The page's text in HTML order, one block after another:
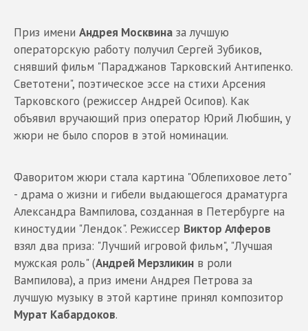
Приз имени Андрея Москвина за лучшую
операторскую работу получил Сергей Зубиков,
снявший фильм "Параджанов Тарковский Антипенко.
Светотени", поэтическое эссе на стихи Арсения
Тарковского (режиссер Андрей Осипов). Как
объявил вручающий приз оператор Юрий Любшин, у
жюри не было споров в этой номинации.
Фаворитом жюри стала картина "Облепиховое лето"
- драма о жизни и гибели выдающегося драматурга
Александра Вампилова, созданная в Петербурге на
киностудии "Лендок". Режиссер Виктор Алферов
взял два приза: "Лучший игровой фильм", "Лучшая
мужская роль" (Андрей Мерзликин в роли
Вампилова), а приз имени Андрея Петрова за
лучшую музыку в этой картине принял композитор
Мурат Кабардоков.